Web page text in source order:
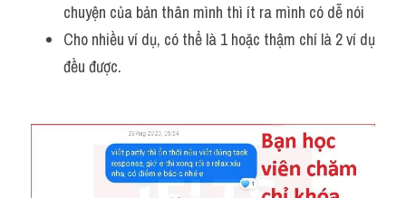
chuyện của bản thân mình thì ít ra mình có dễ nói
Cho nhiều ví dụ, có thể là 1 hoặc thậm chí là 2 ví dụ
đều được.